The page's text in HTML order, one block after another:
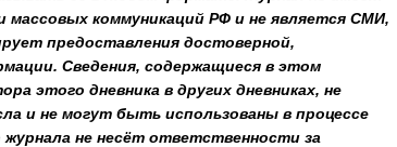
коммуникаций РФ и не является СМИ,
предоставления достоверной,
Сведения, содержащиеся в этом
этого дневника в других дневниках, не
и не могут быть использованы в процессе
не несёт ответственности за